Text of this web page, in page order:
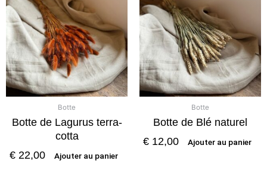
Botte
Botte de Lagurus terra-
cotta
€ 22,00 Ajouter au panier
Botte
Botte de Blé naturel
€ 12,00 Ajouter au panier